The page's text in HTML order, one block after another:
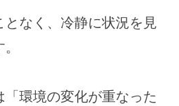
なく、冷静に状況を見
環境の変化が重なった